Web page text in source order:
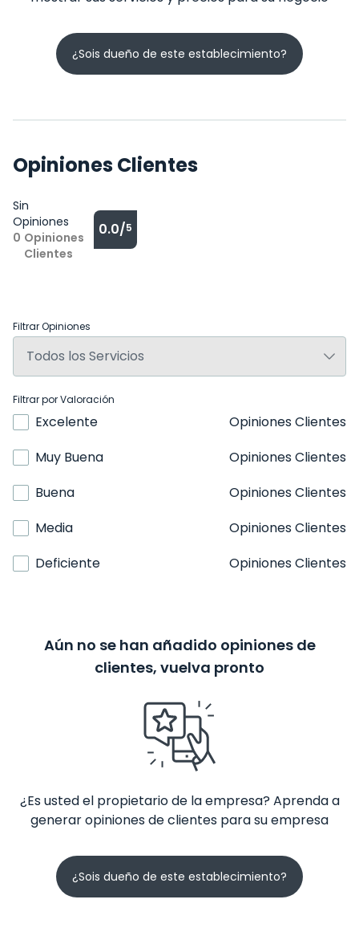
¿Sois dueño de este establecimiento?
Opiniones Clientes
Sin
Opiniones
0 Opiniones
Clientes
0.0/5
Filtrar Opiniones
Filtrar por Valoración
Excelente
Opiniones Clientes
Muy Buena
Opiniones Clientes
Buena
Opiniones Clientes
Media
Opiniones Clientes
Deficiente
Opiniones Clientes
Aún no se han añadido opiniones de
clientes, vuelva pronto
¿Es usted el propietario de la empresa? Aprenda a
generar opiniones de clientes para su empresa
¿Sois dueño de este establecimiento?